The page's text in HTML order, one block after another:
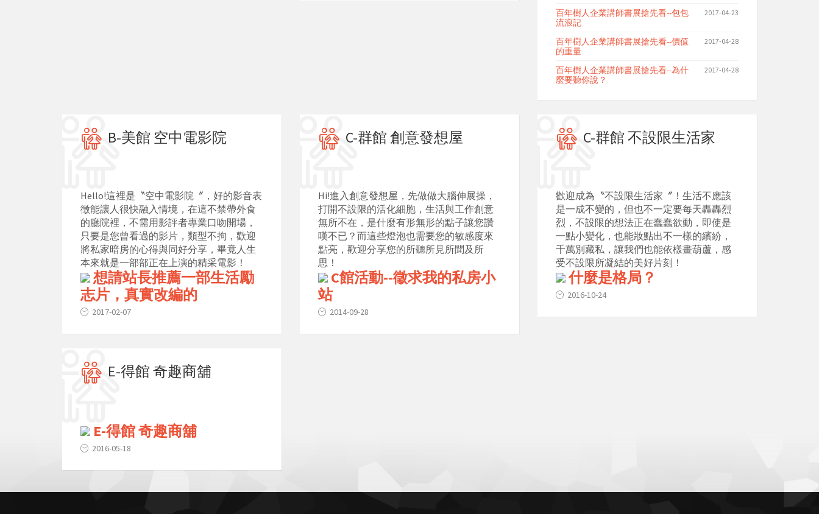
百年樹人企業講師書展搶先看--包包
流浪記
2017-04-23
百年樹人企業講師書展搶先看--價值
的重量
2017-04-28
百年樹人企業講師書展搶先看--為什
麼要聽你說？
2017-04-28
B-美館 空中電影院
Hello!這裡是〝空中電影院〞，好的影音表
徵能讓人很快融入情境，在這不禁帶外食
的廳院裡，不需用影評者專業口吻開場，
只要是您曾看過的影片，類型不拘，歡迎
將私家暗房的心得與同好分享，畢竟人生
本來就是一部部正在上演的精采電影！
想請站長推薦一部生活勵
志片，真實改編的
2017-02-07
C-群館 創意發想屋
Hi!進入創意發想屋，先做做大腦伸展操，
打開不設限的活化細胞，生活與工作創意
無所不在，是什麼有形無形的點子讓您讚
嘆不已？而這些燈泡也需要您的敏感度來
點亮，歡迎分享您的所聽所見所聞及所
思！
C館活動--徵求我的私房小
站
2014-09-28
C-群館 不設限生活家
歡迎成為〝不設限生活家〞！生活不應該
是一成不變的，但也不一定要每天轟轟烈
烈，不設限的想法正在蠢蠢欲動，即使是
一點小變化，也能妝點出不一樣的繽紛，
千萬別藏私，讓我們也能依樣畫葫蘆，感
受不設限所凝結的美好片刻！
什麼是格局？
2016-10-24
E-得館 奇趣商舖
E-得館 奇趣商舖
2016-05-18